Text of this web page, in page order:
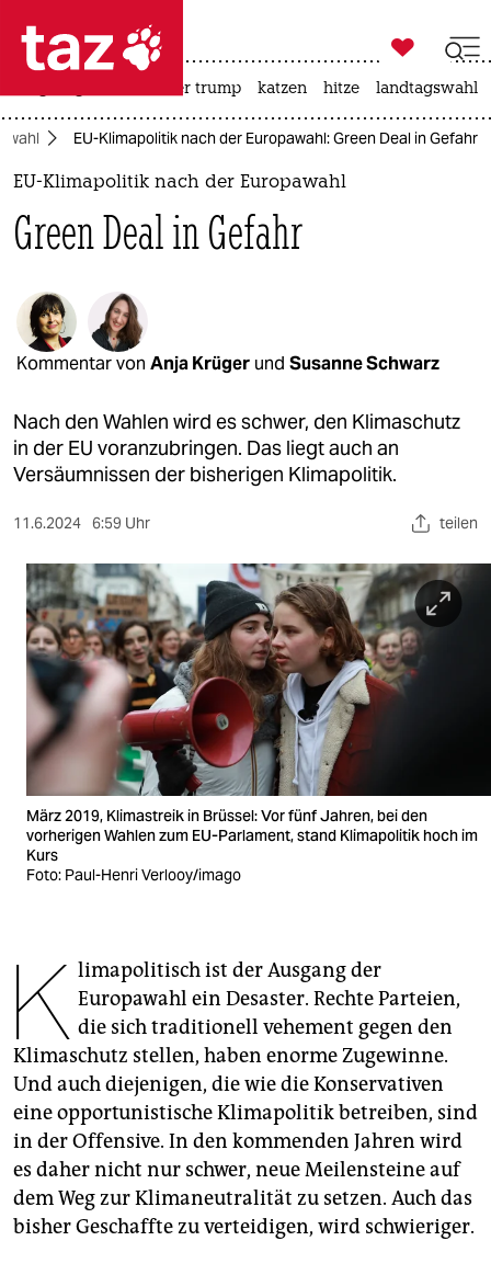
 taz zahl ich
taz zahl ich
politik
öko
gesellschaft
sport
wahrheit
verlag
verlag
veranstaltungen
shop
fragen & hilfe
unterstützen
epaper login

taz zahl ich
usa unter trump katzen hitze landtagswahl
EU-Klimapolitik nach der Europawahl: Green Deal in Gefahr
EU-Klimapolitik nach der Europawahl
Green Deal in Gefahr
Kommentar von Anja Krüger und Susanne Schwarz
Nach den Wahlen wird es schwer, den Klimaschutz
in der EU voranzubringen. Das liegt auch an
Versäumnissen der bisherigen Klimapolitik.
11.6.2024 6:59 Uhr teilen
März 2019, Klimastreik in Brüssel: Vor fünf Jahren, bei den
vorherigen Wahlen zum EU-Parlament, stand Klimapolitik hoch im
Kurs
Foto: Paul-Henri Verlooy/imago
K limapolitisch ist der Ausgang der
Europawahl ein Desaster. Rechte Parteien,
die sich traditionell vehement gegen den
Klimaschutz stellen, haben enorme Zugewinne.
Und auch diejenigen, die wie die Konservativen
eine opportunistische Klimapolitik betreiben, sind
in der Offensive. In den kommenden Jahren wird
es daher nicht nur schwer, neue Meilensteine auf
dem Weg zur Klimaneutralität zu setzen. Auch das
bisher Geschaffte zu verteidigen, wird schwieriger.